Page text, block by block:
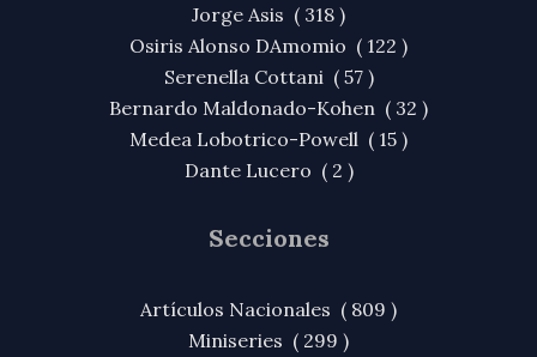
Jorge Asis ( 318 )
Osiris Alonso DAmomio ( 122 )
Serenella Cottani ( 57 )
Bernardo Maldonado-Kohen ( 32 )
Medea Lobotrico-Powell ( 15 )
Dante Lucero ( 2 )
Secciones
Artículos Nacionales ( 809 )
Miniseries ( 299 )